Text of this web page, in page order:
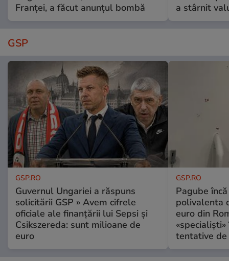
Franței, a făcut anunțul bombă
a stârnit
GSP
GSP.RO
Guvernul Ungariei a răspuns
solicitării GSP » Avem cifrele
oficiale ale finanțării lui Sepsi și
Csikszereda: sunt milioane de
euro
GSP.RO
Pagube
polivalenta
euro din
tentative de